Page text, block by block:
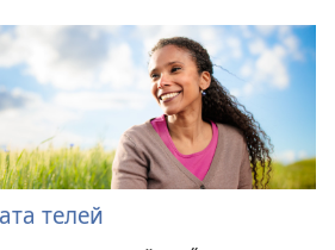
телей